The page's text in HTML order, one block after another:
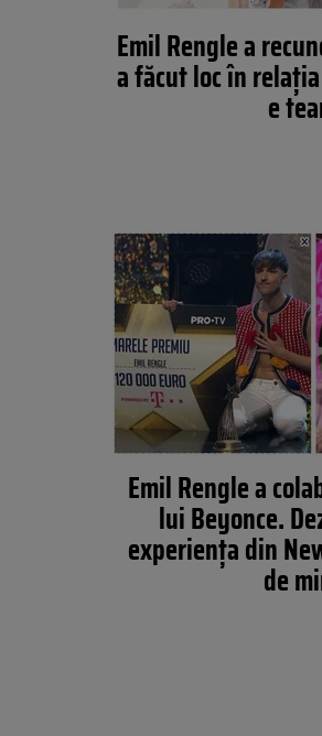
Emil Rengle a
a făcut loc în
e
Emil Rengle a
lui Beyonce.
experiența din
de